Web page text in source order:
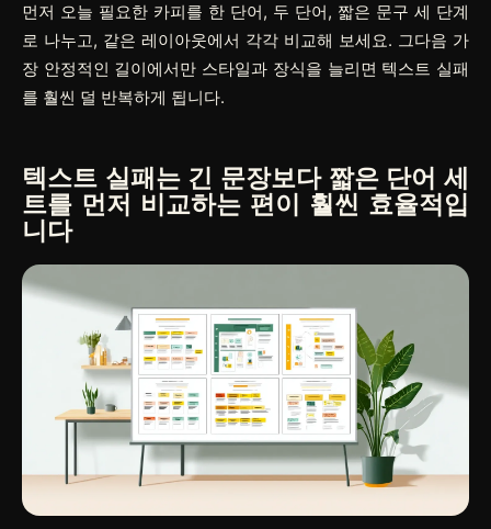
먼저 오늘 필요한 카피를 한 단어, 두 단어, 짧은 문구 세 단계
로 나누고, 같은 레이아웃에서 각각 비교해 보세요. 그다음 가
장 안정적인 길이에서만 스타일과 장식을 늘리면 텍스트 실패
를 훨씬 덜 반복하게 됩니다.
텍스트 실패는 긴 문장보다 짧은 단어 세
트를 먼저 비교하는 편이 훨씬 효율적입
니다